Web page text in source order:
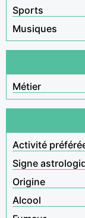
Sports
Musiques
Métier
Activité
Signe
Origine
Alcool